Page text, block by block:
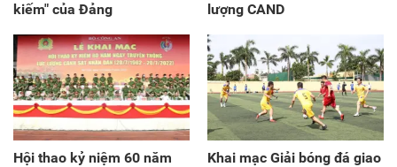
kiếm" của Đảng
lượng CAND
Hội thao kỷ niệm 60 năm
Khai mạc Giải bóng đá giao